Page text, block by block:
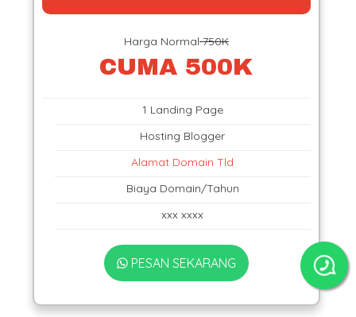
Harga Normal750K
CUMA 500K
1 Landing Page
Hosting Blogger
Alamat Domain Tld
Biaya Domain/Tahun
xxx xxxx
PESAN SEKARANG